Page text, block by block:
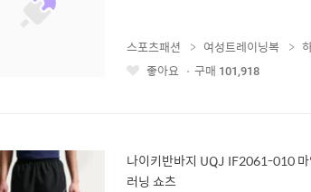
좋
스포츠패션 여성트레이닝복
좋아요
구매 101,918
나이키반바지 UQJ IF2061-010
러닝 쇼츠